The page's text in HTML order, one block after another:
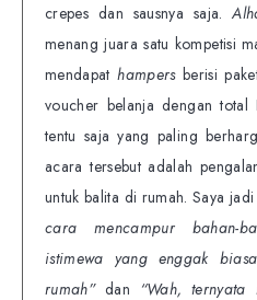
crepes dan sausnya saja.
menang juara satu kompetisi
mendapathampers berisi
voucher belanja dengan total
tentu saja yang paling
acara tersebut adalah
untuk balita di rumah. Saya
cara mencampur bahan-
istimewa yang enggak
rumah” dan “Wah, ternyata